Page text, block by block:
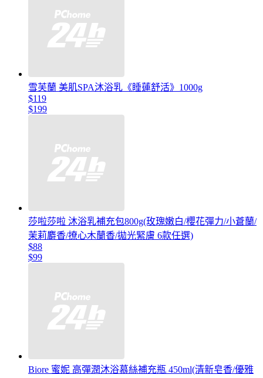
雪芙蘭 美肌SPA沐浴乳《睡蓮舒活》1000g
$119
$199
莎啦莎啦 沐浴乳補充包800g(玫瑰嫩白/櫻花彈力/小蒼蘭/
茉莉麝香/撩心木蘭香/拋光緊膚 6款任選)
$88
$99
Biore 蜜妮 高彈潤沐浴慕絲補充瓶 450ml(清新皂香/優雅